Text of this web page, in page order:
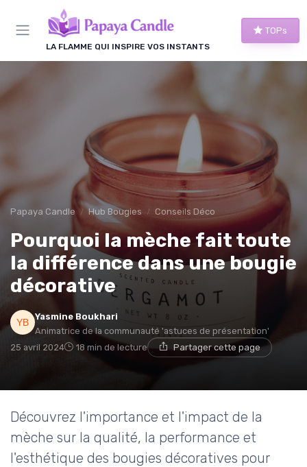
LA FLAMME QUI INSPIRE VOS INSTANTS
TOPs
Papaya Candle Hub Bougies Conseils Déco
Pourquoi la mèche fait toute
la différence dans une bougie
décorative
Yasmine Boukhari
Animatrice de la communauté 'astuces de présentation'
25 avril 2024
18 min de lecture Partager cette page
Découvrez l'importance et l'impact de la
mèche sur la qualité, la performance et
l'esthétique des bougies décoratives pour
Panneau de gestion des cookies